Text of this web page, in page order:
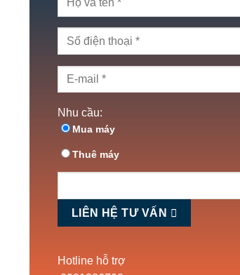
Nhu cầu:
Mua máy
Thuê máy
LIÊN HỆ TƯ VẤN
Hotline hỗ trợ